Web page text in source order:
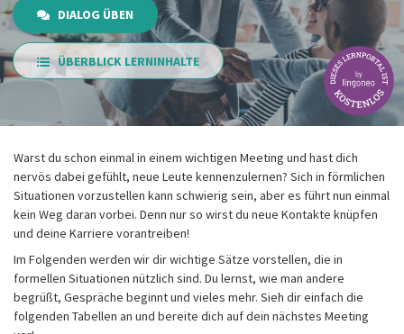
DIALOG ÜBEN
ÜBERBLICK LERNINHALTE
Warst du schon einmal in einem wichtigen Meeting und hast dich
nervös dabei gefühlt, neue Leute kennenzulernen? Sich in förmlichen
Situationen vorzustellen kann schwierig sein, aber es führt nun einmal
kein Weg daran vorbei. Denn nur so wirst du neue Kontakte knüpfen
und deine Karriere vorantreiben!
Im Folgenden werden wir dir wichtige Sätze vorstellen, die in
formellen Situationen nützlich sind. Du lernst, wie man andere
begrüßt, Gespräche beginnt und vieles mehr. Sieh dir einfach die
folgenden Tabellen an und bereite dich auf dein nächstes Meeting